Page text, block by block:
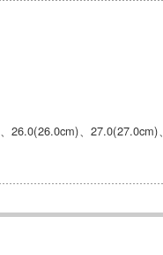
26.0(26.0cm)、27.0(27.0cm)、